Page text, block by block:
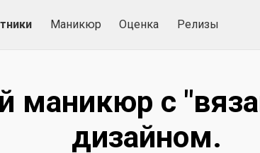
Маникюр Оценка Релизы
маникюр с
дизайном.